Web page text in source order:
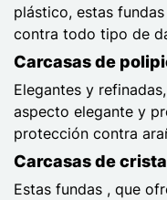
plástico, estas
contra todo tipo de
Carcasas de
Elegantes y
aspecto elegante y
protección contra
Carcasas de
Estas fundas , que